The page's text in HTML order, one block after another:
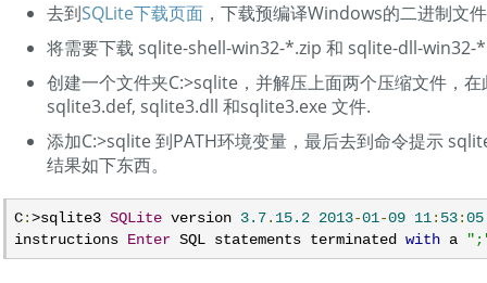
去到SQLite下载页面 ，下载预编译Windows的二进制文
将需要下载 sqlite-shell-win32-*.zip 和 sqlite-dll-win32-
创建一个文件夹C:>sqlite，并解压上面两个压缩文件，
sqlite3.def, sqlite3.dll 和sqlite3.exe 文件.
添加C:>sqlite 到PATH环境变量，最后去到命令提示
结果如下东西。
C:>sqlite3 SQLite version 3.7. 15.2 2013-01-09 11: 53:05
instructions Enter SQL statements terminated with a